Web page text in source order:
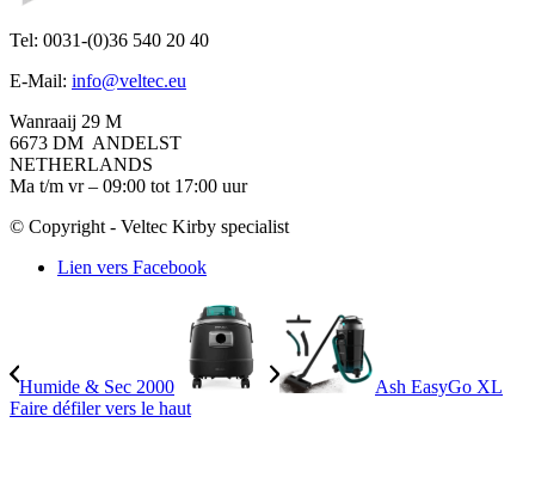
Tel: 0031-(0)36 540 20 40
E-Mail: info@veltec.eu
Wanraaij 29 M
6673 DM ANDELST
NETHERLANDS
Ma t/m vr – 09:00 tot 17:00 uur
© Copyright - Veltec Kirby specialist
Lien vers Facebook
Humide & Sec 2000
Ash EasyGo XL
Faire défiler vers le haut